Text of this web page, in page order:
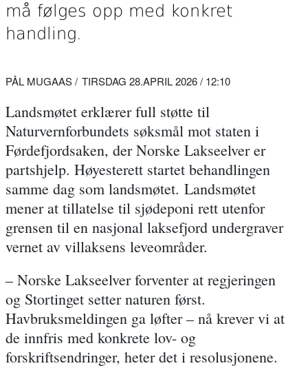
må følges opp med konkret
handling.
PÅL MUGAAS TIRSDAG 28.APRIL 2026 / 12:10
Landsmøtet erklærer full støtte til
Naturvernforbundets søksmål mot staten i
Førdefjordsaken, der Norske Lakseelver er
partshjelp. Høyesterett startet behandlingen
samme dag som landsmøtet. Landsmøtet
mener at tillatelse til sjødeponi rett utenfor
grensen til en nasjonal laksefjord undergraver
vernet av villaksens leveområder.
– Norske Lakseelver forventer at regjeringen
og Stortinget setter naturen først.
Havbruksmeldingen ga løfter – nå krever vi at
de innfris med konkrete lov- og
forskriftsendringer, heter det i resolusjonene.